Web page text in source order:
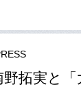
拓実と